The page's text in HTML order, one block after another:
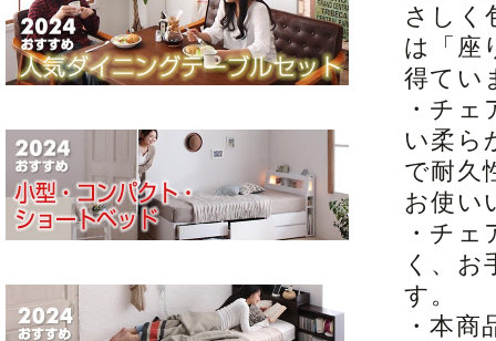
さしく
は「座
得てい
・チ
い柔ら
で耐久
お使い
・チ
く、お
す。
・本